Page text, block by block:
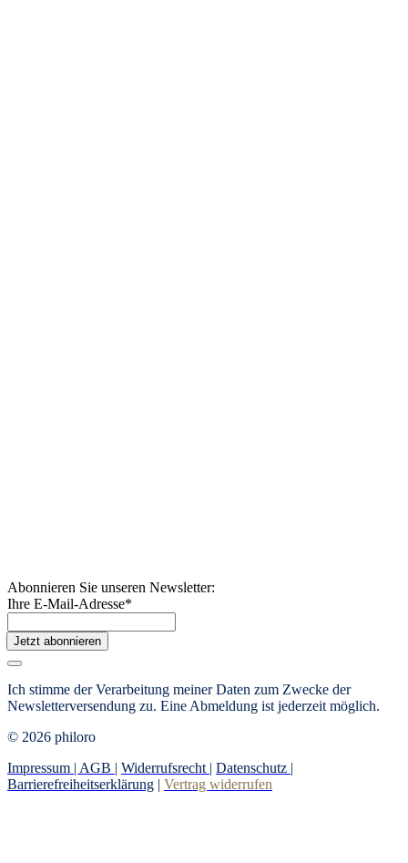
Abonnieren Sie unseren Newsletter:
Ihre E-Mail-Adresse*
Jetzt abonnieren
Ich stimme der Verarbeitung meiner Daten zum Zwecke der
Newsletterversendung zu. Eine Abmeldung ist jederzeit möglich.
© 2026 philoro
Impressum | AGB | Widerrufsrecht | Datenschutz |
Barrierefreiheitserklärung | Vertrag widerrufen